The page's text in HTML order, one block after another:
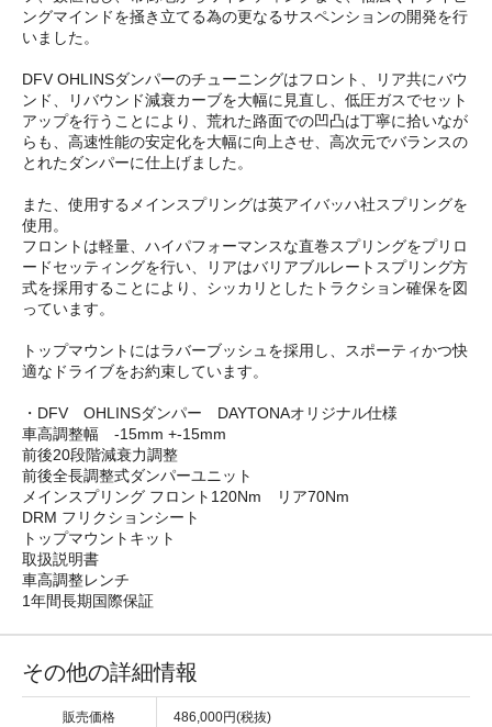
ングマインドを掻き立てる為の更なるサスペンションの開発を行
いました。
DFV OHLINSダンパーのチューニングはフロント、リア共にバウ
ンド、リバウンド減衰カーブを大幅に見直し、低圧ガスでセット
アップを行うことにより、荒れた路面での凹凸は丁寧に拾いなが
らも、高速性能の安定化を大幅に向上させ、高次元でバランスの
とれたダンパーに仕上げました。
また、使用するメインスプリングは英アイバッハ社スプリングを
使用。
フロントは軽量、ハイパフォーマンスな直巻スプリングをプリロ
ードセッティングを行い、リアはバリアブルレートスプリング方
式を採用することにより、シッカリとしたトラクション確保を図
っています。
トップマウントにはラバーブッシュを採用し、スポーティかつ快
適なドライブをお約束しています。
・DFV OHLINSダンパー DAYTONAオリジナル仕様
車高調整幅 -15mm +-15mm
前後20段階減衰力調整
前後全長調整式ダンパーユニット
メインスプリング フロント120Nm リア70Nm
DRM フリクションシート
トップマウントキット
取扱説明書
車高調整レンチ
1年間長期国際保証
その他の詳細情報
販売価格 486,000円(税抜)